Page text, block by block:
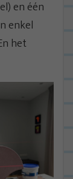
en één
enkel
het